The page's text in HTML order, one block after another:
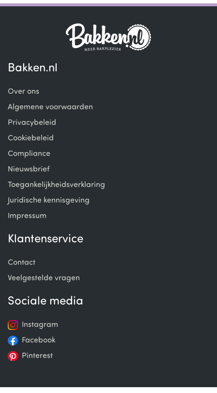
1
Bakken.nl
Over ons
Algemene voorwaarden
Privacybeleid
Cookiebeleid
Compliance
Nieuwsbrief
Toegankelijkheidsverklaring
Juridische kennisgeving
Impressum
Klantenservice
Contact
Veelgestelde vragen
Sociale media
Instagram
Facebook
Pinterest